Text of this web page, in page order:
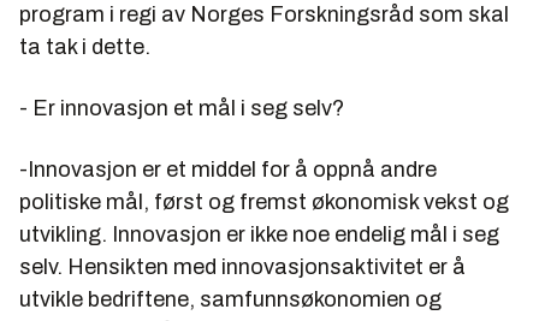
program i regi av Norges Forskningsråd som skal
ta tak i dette.
- Er innovasjon et mål i seg selv?
-Innovasjon er et middel for å oppnå andre
politiske mål, først og fremst økonomisk vekst og
utvikling. Innovasjon er ikke noe endelig mål i seg
selv. Hensikten med innovasjonsaktivitet er å
utvikle bedriftene, samfunnsøkonomien og